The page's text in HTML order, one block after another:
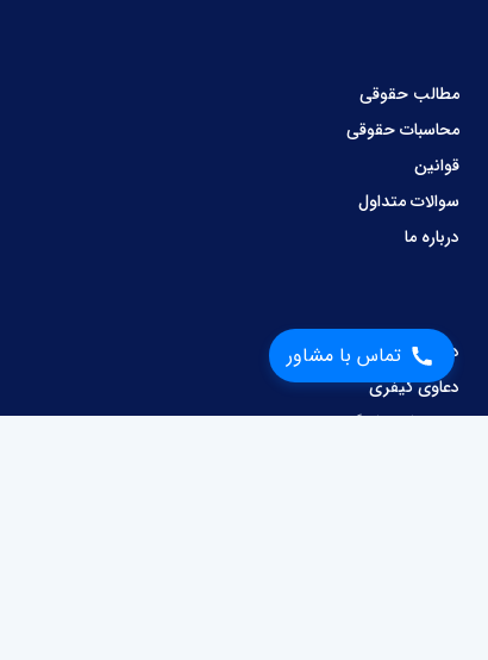
تماس با مشاور
مطالب حقوقی
محاسبات حقوقی
قوانین
سوالات متداول
درباره ما
دعاوی ملکی
دعاوی کیفری
دعاوی کار و کارگر